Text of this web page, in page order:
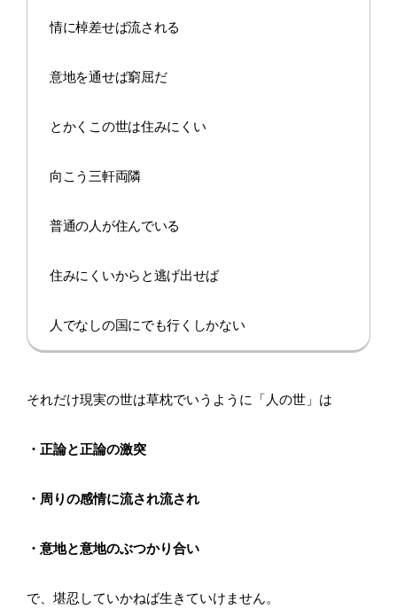
情に棹差せば流される
意地を通せば窮屈だ
とかくこの世は住みにくい
向こう三軒両隣
普通の人が住んでいる
住みにくいからと逃げ出せば
人でなしの国にでも行くしかない
それだけ現実の世は草枕でいうように「人の世」は
・正論と正論の激突
・周りの感情に流され流され
・意地と意地のぶつかり合い
で、堪忍していかねば生きていけません。